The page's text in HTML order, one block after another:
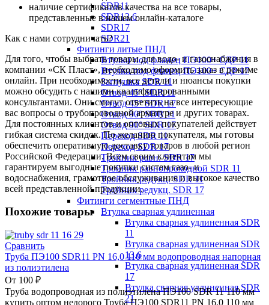
SDR11
SDR13,6
SDR17
SDR21
Фитинги литые ПНД
Втулки под фланец ПЭ100+ СДР 11
Втулки под фланец ПЭ100+ СДР 17
Заглушка SDR 11
Отвод 45° SDR 11
Отвод 45° SDR 17
Отвод 90° SDR 11
Отвод 90° SDR 17
Переход SDR 11
Переход SDR 17
Тройник равн. SDR 17
Тройник равнопроходной SDR 11
Тройник редукц. SDR 11
Тройник редукц. SDR 17
Фитинги сегментные ПНД
Втулка сварная удлиненная
Втулка сварная удлиненная SDR
11
Втулка сварная удлиненная SDR
13,6
Втулка сварная удлиненная SDR
17
Втулка сварная удлиненная SDR
21
наличие сертификатов качества на все товары,
представленные в нашем онлайн-каталоге
Как с нами сотрудничать?
Для того, чтобы выбрать товары для водо- и газоснабжения в
компании «СК Пласт», необходимо оформить заказ в режиме
онлайн. При необходимости, все детали и нюансы покупки
можно обсудить с нашими квалифицированными
консультантами. Они смогут ответить на все интересующие
вас вопросы о трубопроводной арматуре и других товарах.
Для постоянных клиентов и оптовых покупателей действует
гибкая система скидок. По желанию покупателя, мы готовы
обеспечить оперативную доставку товаров в любой регион
Российской Федерации. Всем своим клиентам мы
гарантируем выгодные покупки систем газо- и
водоснабжения, грамотное обслуживание и высокое качество
всей представленной продукции.
Похожие товары
Сравнить
Труба ПЭ100 SDR11 PN 16,0 110 мм водопроводная напорная
из полиэтилена
От 100 ₽
Труба водопроводная из полиэтилена ПЭ100 SDR 11 110 мм
купить оптом недорого Труба ПЭ100 SDR11 PN 16,0 110 мм